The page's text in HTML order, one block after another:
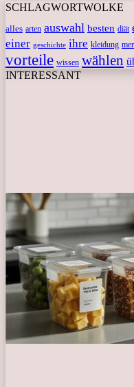
SCHLAGWORTWOLKE
alles arten auswahl besten diät
einer geschichte ihre kleidung
vorteile wissen wählen
INTERESSANT